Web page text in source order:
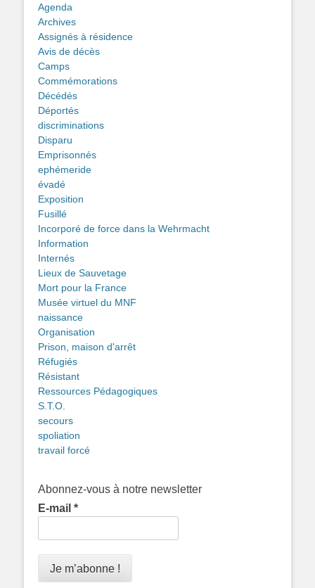
Agenda
Archives
Assignés à résidence
Avis de décès
Camps
Commémorations
Décédés
Déportés
discriminations
Disparu
Emprisonnés
ephémeride
évadé
Exposition
Fusillé
Incorporé de force dans la Wehrmacht
Information
Internés
Lieux de Sauvetage
Mort pour la France
Musée virtuel du MNF
naissance
Organisation
Prison, maison d'arrêt
Réfugiés
Résistant
Ressources Pédagogiques
S.T.O.
secours
spoliation
travail forcé
Abonnez-vous à notre newsletter
E-mail *